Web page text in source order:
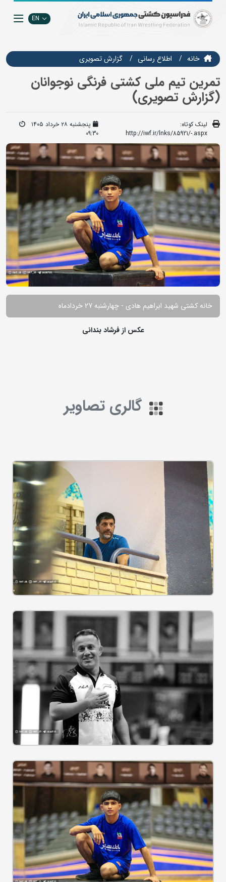
EN
خانه اطلاع رسانی گزارش تصويري
تمرین تیم ملی کشتی فرنگی نوجوانان
(گزارش تصویری)
لینک کوتاه:
http://iwf.ir/lnks/85921/-.aspx
پنجشنبه ۲۸ خرداد ۱۴۰۵
09:30
خانه کشتی شهید ابراهیم هادی - چهارشنبه 27 خردادماه
عکس از فرشاد بندانی
گالری تصاویر